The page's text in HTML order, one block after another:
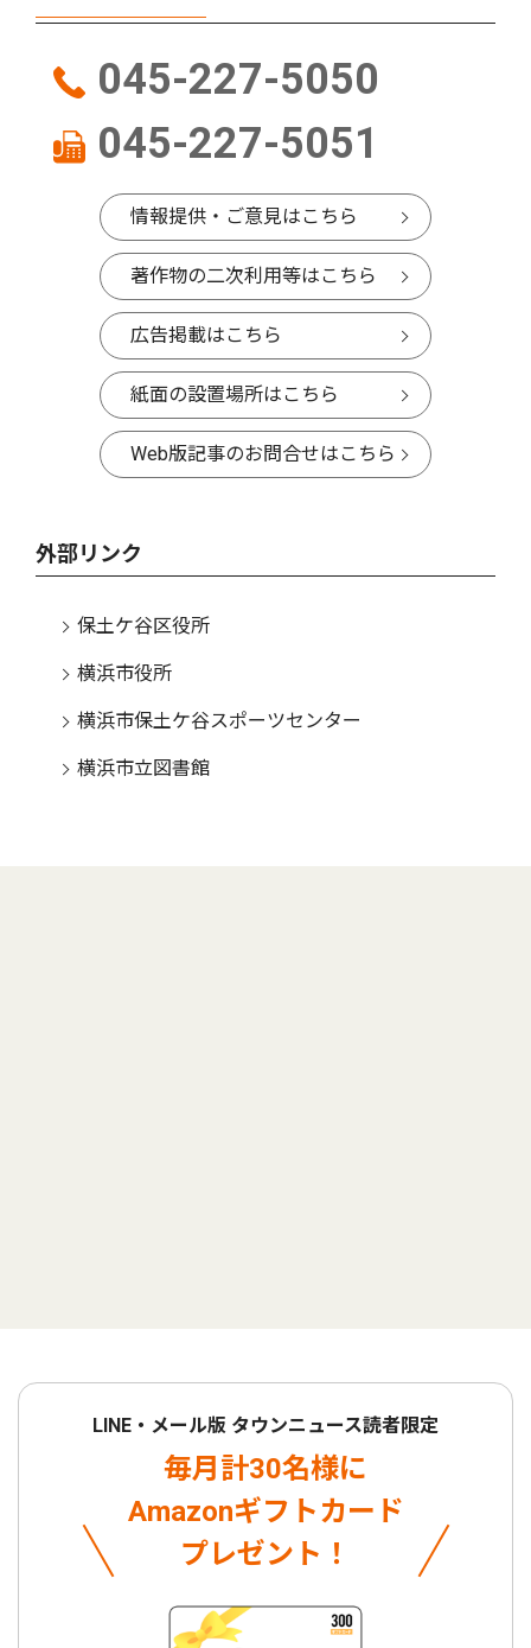
045-227-5050
045-227-5051
情報提供・ご意見はこちら
著作物の二次利用等はこちら
広告掲載はこちら
紙面の設置場所はこちら
Web版記事のお問合せはこちら
外部リンク
保土ケ谷区役所
横浜市役所
横浜市保土ケ谷スポーツセンター
横浜市立図書館
LINE・メール版 タウンニュース読者限定
毎月計30名様に
Amazonギフトカード
プレゼント！